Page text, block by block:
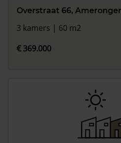
Overstraat 66,
3 kamers | 60 m2
€ 369.000